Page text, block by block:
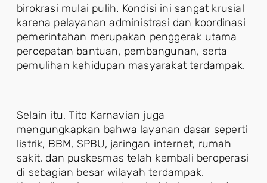
birokrasi mulai pulih. Kondisi ini sangat krusial
karena pelayanan administrasi dan koordinasi
pemerintahan merupakan penggerak utama
percepatan bantuan, pembangunan, serta
pemulihan kehidupan masyarakat terdampak.
Selain itu, Tito Karnavian juga
mengungkapkan bahwa layanan dasar seperti
listrik, BBM, SPBU, jaringan internet, rumah
sakit, dan puskesmas telah kembali beroperasi
di sebagian besar wilayah terdampak.